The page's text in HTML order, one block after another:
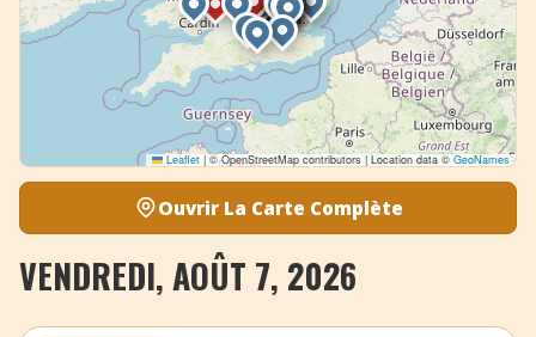
Leaflet |© OpenStreetMap contributors | Location data ©GeoNames
Ouvrir La Carte Complète
VENDREDI, AOÛT 7, 2026